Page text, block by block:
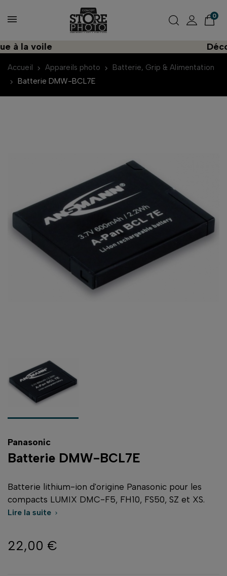
0
la voile
Accueil Appareils photo
Batterie, Grip & Alimentation
Batterie DMW-BCL7E
Panasonic
Batterie DMW-BCL7E
Batterie lithium-ion d'origine Panasonic pour les
compacts LUMIX DMC-F5, FH10, FS50, SZ et XS.
Lire la suite 
22,00 €